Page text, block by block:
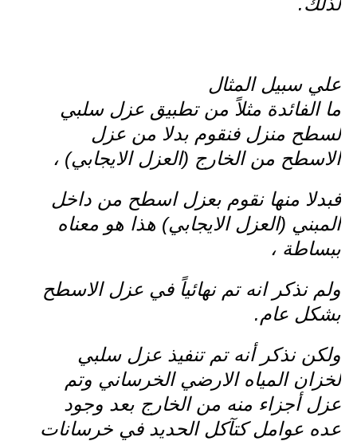
علي سبيل المثال
ما الفائدة مثلاً من تطبيق عزل سلبي
لسطح منزل فنقوم بدلا من عزل
الاسطح من الخارج (العزل الايجابي) ،
فبدلا منها نقوم بعزل اسطح من داخل
المبني (العزل الايجابي) هذا هو معناه
ببساطة ،
ولم نذكر انه تم نهائياً في عزل الاسطح
بشكل عام.
ولكن نذكر أنه تم تنفيذ عزل سلبي
لخزان المياه الارضي الخرساني وتم
عزل أجزاء منه من الخارج بعد وجود
عده عوامل كتآكل الحديد في خرسانات